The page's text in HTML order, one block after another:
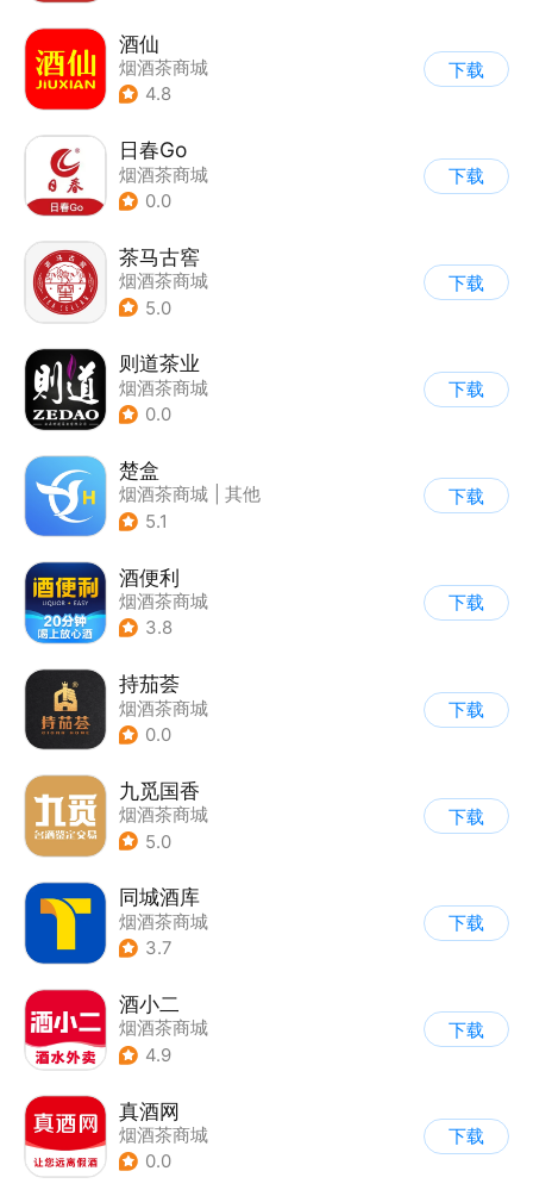
酒仙
烟酒茶商城
4.8
下载
日春Go
烟酒茶商城
0.0
下载
茶马古窖
烟酒茶商城
5.0
下载
则道茶业
烟酒茶商城
0.0
下载
楚盒
烟酒茶商城
其他
5.1
下载
酒便利
烟酒茶商城
3.8
下载
持茄荟
烟酒茶商城
0.0
下载
九觅国香
烟酒茶商城
5.0
下载
同城酒库
烟酒茶商城
3.7
下载
酒小二
烟酒茶商城
4.9
下载
真酒网
烟酒茶商城
0.0
下载